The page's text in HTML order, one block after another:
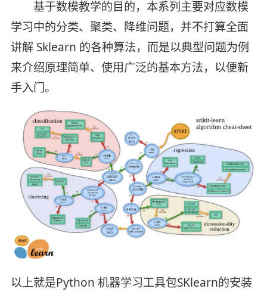
基于数模教学的目的，本系列主要对应数模
学习中的分类、聚类、降维问题，并不打算全面
讲解 Sklearn 的各种算法，而是以典型问题为例
来介绍原理简单、使用广泛的基本方法，以便新
手入门。
以上就是Python 机器学习工具包SKlearn的安装